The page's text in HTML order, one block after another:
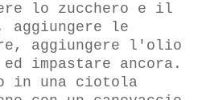
lo zucchero e il
aggiungere le
aggiungere l'olio
impastare ancora.
in una ciotola